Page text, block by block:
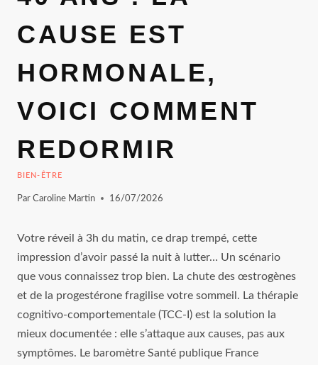
CAUSE EST
HORMONALE,
VOICI COMMENT
REDORMIR
BIEN-ÊTRE
Par Caroline Martin 16/07/2026
Votre réveil à 3h du matin, ce drap trempé, cette
impression d’avoir passé la nuit à lutter… Un scénario
que vous connaissez trop bien. La chute des œstrogènes
et de la progestérone fragilise votre sommeil. La thérapie
cognitivo-comportementale (TCC-I) est la solution la
mieux documentée : elle s’attaque aux causes, pas aux
symptômes. Le baromètre Santé publique France